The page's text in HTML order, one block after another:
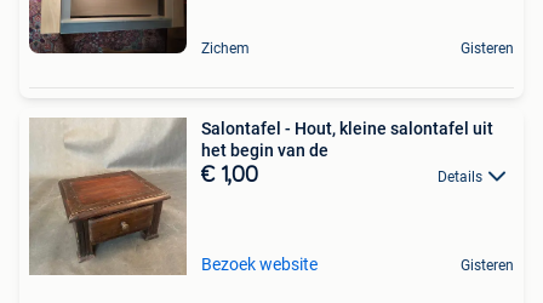
Zichem Gisteren
Salontafel - Hout, kleine salontafel uit
het begin van de
€ 1,00 Details
Bezoek website Gisteren